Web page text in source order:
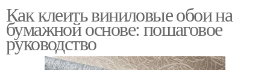
Как клеить виниловые обои на
бумажной основе: пошаговое
руководство